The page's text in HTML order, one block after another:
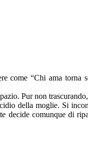
come “Chi ama torna
Pur non
della moglie. Si
comunque di